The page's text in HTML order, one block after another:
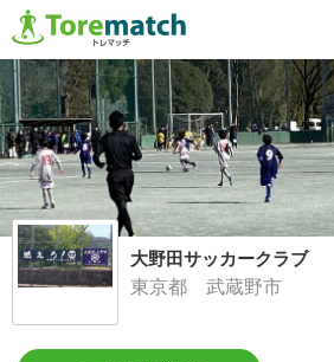
大野田サッカークラブ
東京都 武蔵野市